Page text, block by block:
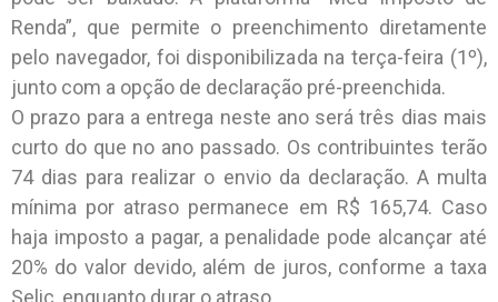
Renda”, que permite o preenchimento diretamente
pelo navegador, foi disponibilizada na terça-feira (1º),
junto com a opção de declaração pré-preenchida.
O prazo para a entrega neste ano será três dias mais
curto do que no ano passado. Os contribuintes terão
74 dias para realizar o envio da declaração. A multa
mínima por atraso permanece em R$ 165,74. Caso
haja imposto a pagar, a penalidade pode alcançar até
20% do valor devido, além de juros, conforme a taxa
Selic, enquanto durar o atraso.